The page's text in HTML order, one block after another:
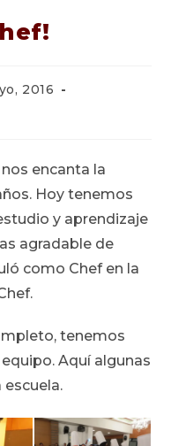
2016
encanta la
Hoy tenemos
y aprendizaje
agradable de
como Chef en la
tenemos
Aquí algunas